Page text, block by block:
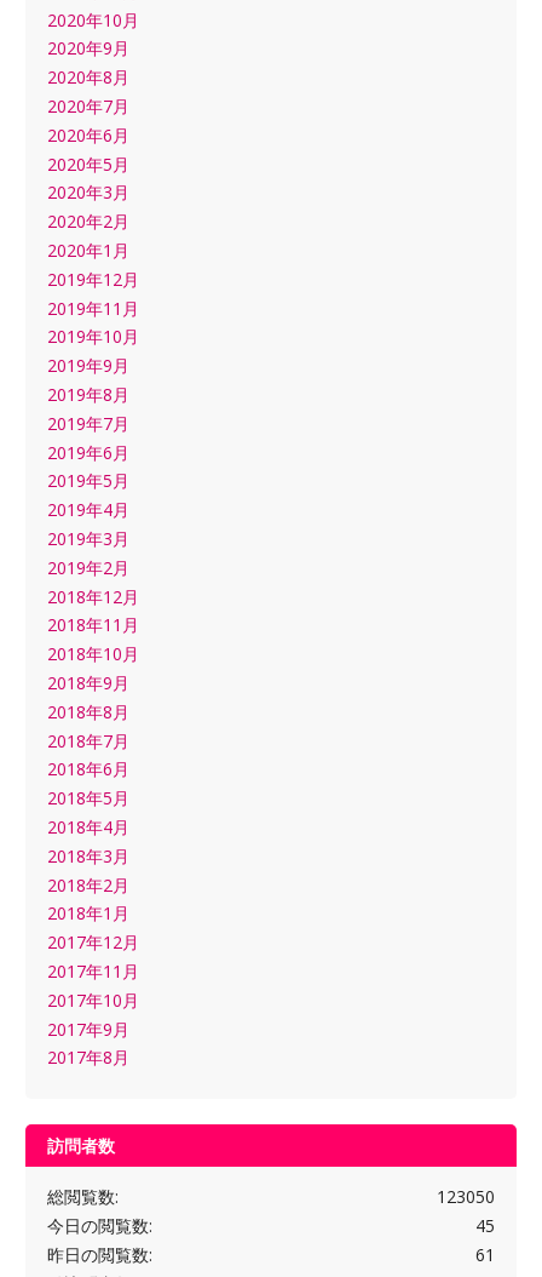
2020年10月
2020年9月
2020年8月
2020年7月
2020年6月
2020年5月
2020年3月
2020年2月
2020年1月
2019年12月
2019年11月
2019年10月
2019年9月
2019年8月
2019年7月
2019年6月
2019年5月
2019年4月
2019年3月
2019年2月
2018年12月
2018年11月
2018年10月
2018年9月
2018年8月
2018年7月
2018年6月
2018年5月
2018年4月
2018年3月
2018年2月
2018年1月
2017年12月
2017年11月
2017年10月
2017年9月
2017年8月
訪問者数
123050
総閲覧数:
45
今日の閲覧数:
61
昨日の閲覧数: